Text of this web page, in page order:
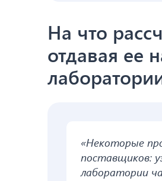
На что
отдавая ее
«Некоторые
поставщиков:
лаборатории